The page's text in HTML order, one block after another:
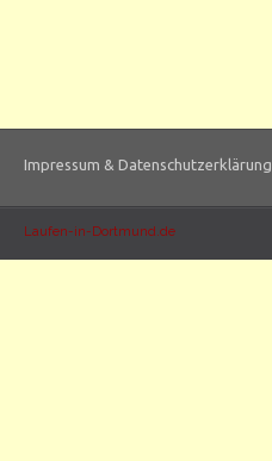
Impressum & Datenschutzerklärung
Laufen-in-Dortmund.de